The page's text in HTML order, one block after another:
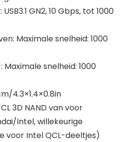
GN2, 10 Gbps, tot 1000
Maximale snelheid: 1000
snelheid: 1000
4.3×1.4×0.8in
3D NAND van voor
Intel, willekeurige
voor Intel QCL-deeltjes)